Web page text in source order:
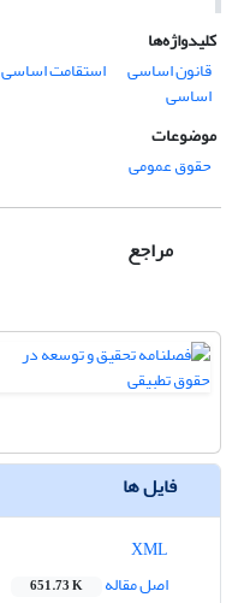
کلیدواژه‌ها
قانون اساسی
استقامت اساسی
اساسی
موضوعات
حقوق عمومی
مراجع
فایل ها
اصل مقاله
651.73 K